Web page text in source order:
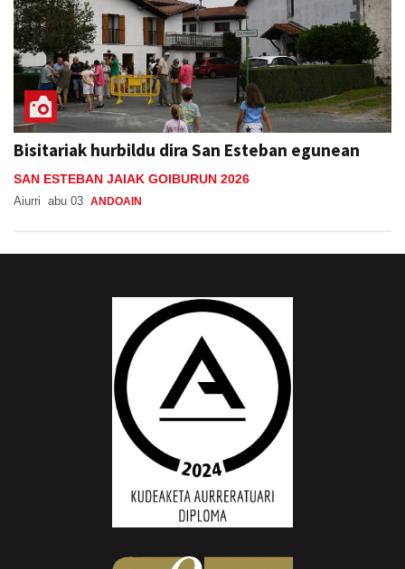
Bisitariak hurbildu dira San Esteban egunean
SAN ESTEBAN JAIAK GOIBURUN 2026
Aiurri abu 03 ANDOAIN